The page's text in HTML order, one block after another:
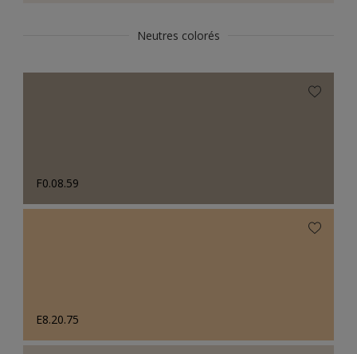
Neutres colorés
F0.08.59
E8.20.75